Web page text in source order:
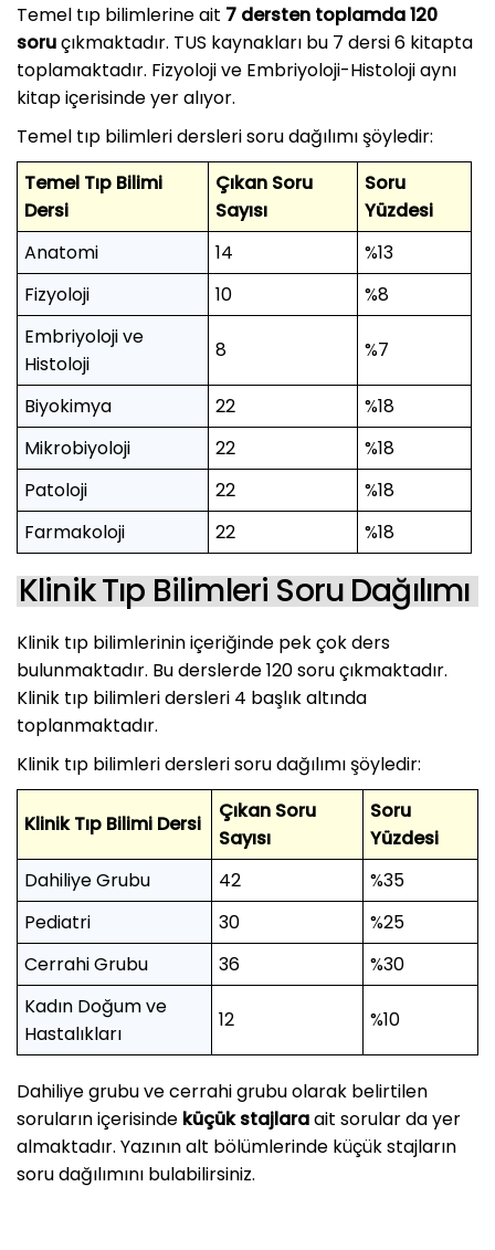
Temel tıp bilimlerine ait 7 dersten toplamda 120
soruçıkmaktadır. TUS kaynakları bu 7 dersi 6 kitapta
toplamaktadır. Fizyoloji ve Embriyoloji-Histoloji aynı
kitap içerisinde yer alıyor.
Temel tıp bilimleri dersleri soru dağılımı şöyledir:
Temel Tıp Bilimi
Dersi
Çıkan Soru
Sayısı
Soru
Yüzdesi
Anatomi
14
%13
Fizyoloji
10
%8
Embriyoloji ve
Histoloji
8 %7
Biyokimya 22
%18
Mikrobiyoloji
22
%18
Patoloji
22
%18
Farmakoloji
22 %18
Klinik Tıp Bilimleri Soru Dağılımı
Klinik tıp bilimlerinin içeriğinde pek çok ders
bulunmaktadır. Bu derslerde 120 soru çıkmaktadır.
Klinik tıp bilimleri dersleri 4 başlık altında
toplanmaktadır.
Klinik tıp bilimleri dersleri soru dağılımı şöyledir:
Klinik Tıp Bilimi Dersi
Çıkan Soru
Sayısı
Soru
Yüzdesi
Dahiliye Grubu
42
%35
Pediatri
30
%25
Cerrahi Grubu
36
%30
Kadın Doğum ve
Hastalıkları
12 %10
Dahiliye grubu ve cerrahi grubu olarak belirtilen
soruların içerisinde küçük stajlaraait sorular da yer
almaktadır. Yazının alt bölümlerinde küçük stajların
soru dağılımını bulabilirsiniz.